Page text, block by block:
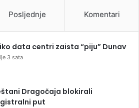
Posljednje Komentari
data centri zaista “piju” Dunav
3 sata
Dragočaja blokirali
put